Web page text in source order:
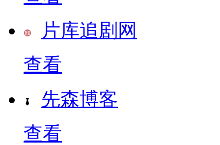
片库追剧网
查看
先森博客
查看